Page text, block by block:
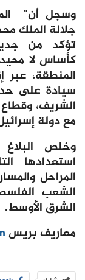
وسجل أن”
جلالة الملك
تؤكد من
كأساس لا
المنطقة،
الشريف،
مع دولة
وخلص
استعدادها
المراحل
الشعب
الشرق الأوسط.
معاريف بريس